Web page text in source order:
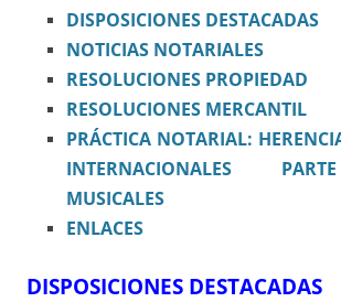
DISPOSICIONES DESTACADAS
NOTICIAS NOTARIALES
RESOLUCIONES PROPIEDAD
RESOLUCIONES MERCANTIL
PRÁCTICA NOTARIAL:
INTERNACIONALES
MUSICALES
ENLACES
DISPOSICIONES DESTACADAS